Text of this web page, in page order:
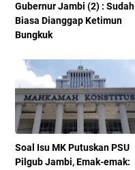
Gubernur Jambi (2) : Sudah
Biasa Dianggap Ketimun
Bungkuk
Soal Isu MK Putuskan PSU
Pilgub Jambi, Emak-emak: